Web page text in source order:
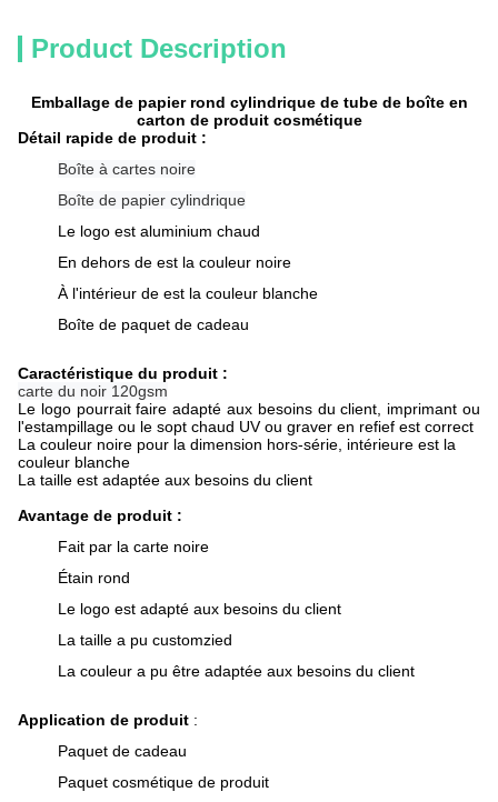
Product Description
Emballage de papier rond cylindrique de tube de boîte en
carton de produit cosmétique
Détail rapide de produit :
Boîte à cartes noire
Boîte de papier cylindrique
Le logo est aluminium chaud
En dehors de est la couleur noire
À l'intérieur de est la couleur blanche
Boîte de paquet de cadeau
Caractéristique du produit :
carte du noir 120gsm
Le logo pourrait faire adapté aux besoins du client, imprimant ou
l'estampillage ou le sopt chaud UV ou graver en refief est correct
La couleur noire pour la dimension hors-série, intérieure est la
couleur blanche
La taille est adaptée aux besoins du client
Avantage de produit :
Fait par la carte noire
Étain rond
Le logo est adapté aux besoins du client
La taille a pu customzied
La couleur a pu être adaptée aux besoins du client
Application de produit :
Paquet de cadeau
Paquet cosmétique de produit